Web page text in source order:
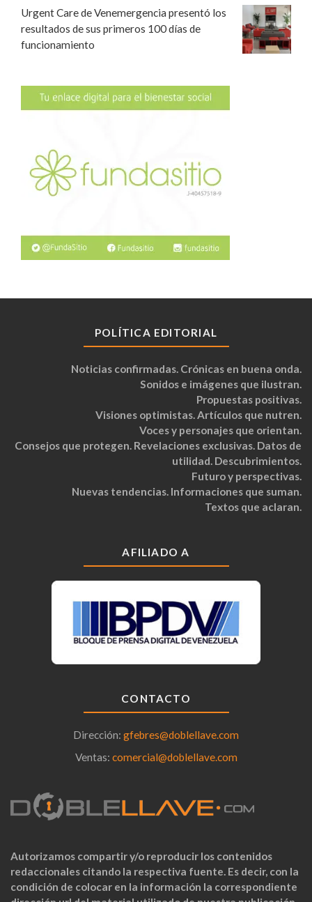
Urgent Care de Venemergencia presentó los
resultados de sus primeros 100 días de
funcionamiento
POLÍTICA EDITORIAL
Noticias confirmadas. Crónicas en buena onda.
Sonidos e imágenes que ilustran.
Propuestas positivas.
Visiones optimistas. Artículos que nutren.
Voces y personajes que orientan.
Consejos que protegen. Revelaciones exclusivas. Datos de
utilidad. Descubrimientos.
Futuro y perspectivas.
Nuevas tendencias. Informaciones que suman.
Textos que aclaran.
AFILIADO A
CONTACTO
Dirección: gfebres@doblellave.com
Ventas: comercial@doblellave.com
Autorizamos compartir y/o reproducir los contenidos
redaccionales citando la respectiva fuente. Es decir, con la
condición de colocar en la información la correspondiente